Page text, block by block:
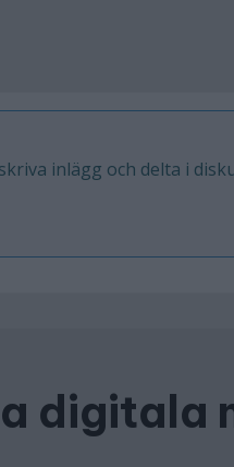
inlägg och delta i
digitala